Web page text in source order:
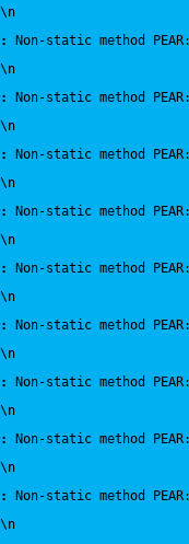
\n
:
Non-static method
\n
:
Non-static method
\n
:
Non-static method
\n
:
Non-static method
\n
:
Non-static method
\n
:
Non-static method
\n
:
Non-static method
\n
:
Non-static method
\n
:
Non-static method
\n